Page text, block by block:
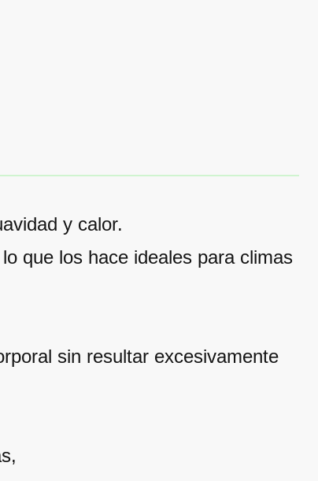
y calor.
que los hace ideales para climas
sin resultar excesivamente